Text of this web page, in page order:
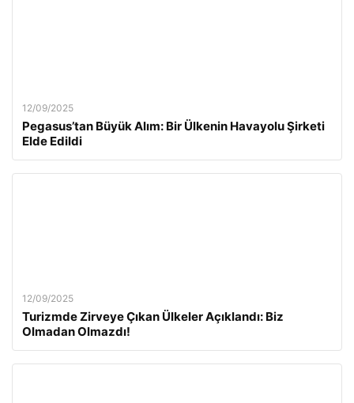
12/09/2025
Pegasus’tan Büyük Alım: Bir Ülkenin Havayolu Şirketi
Elde Edildi
12/09/2025
Turizmde Zirveye Çıkan Ülkeler Açıklandı: Biz
Olmadan Olmazdı!